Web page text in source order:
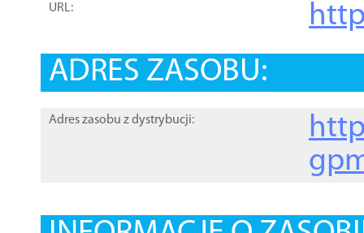
URL:
ADRES ZASOBU:
Adres zasobu z dystrybucji: